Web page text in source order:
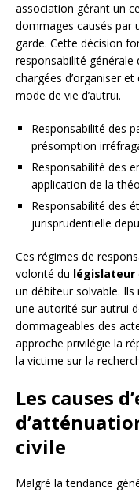
association gérant un
dommages causés par
garde. Cette décision
responsabilité générale
chargées d’organiser
mode de vie d’autrui.
Responsabilité des
présomption
Responsabilité des
application de la
Responsabilité des
jurisprudentielle
Ces régimes de
volonté du législateur
un débiteur solvable. Ils
une autorité sur autrui
dommageables des
approche privilégie la
la victime sur la
Les causes
civile
Malgré la tendance